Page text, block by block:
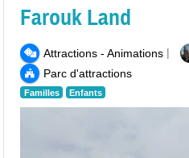
Farouk Land
Attractions - Animations|
Parc d'attractions
Familles Enfants